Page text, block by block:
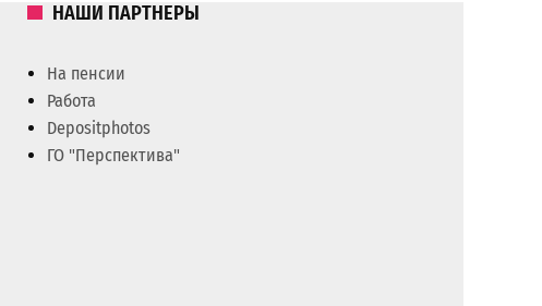
НАШИ ПАРТНЕРЫ
На пенсии
Работа
Depositphotos
ГО "Перспектива"